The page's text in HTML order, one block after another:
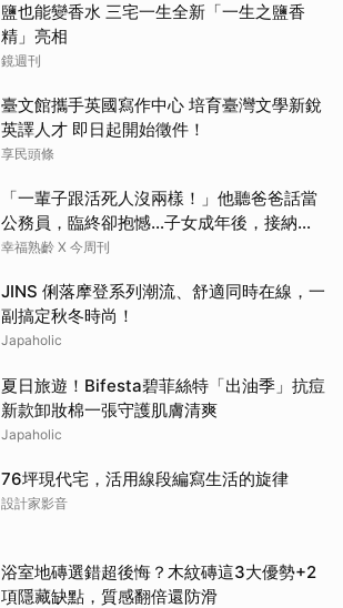
鹽也能變香水 三宅一生全新「一生之鹽香
精」亮相
鏡週刊
臺文館攜手英國寫作中心 培育臺灣文學新銳
英譯人才 即日起開始徵件！
享民頭條
「一輩子跟活死人沒兩樣！」他聽爸爸話當
公務員，臨終卻抱憾…子女成年後，接納與
欣賞就夠了
幸福熟齡 X 今周刊
JINS 俐落摩登系列潮流、舒適同時在線，一
副搞定秋冬時尚！
Japaholic
夏日旅遊！Bifesta碧菲絲特「出油季」抗痘
新款卸妝棉一張守護肌膚清爽
Japaholic
76坪現代宅，活用線段編寫生活的旋律
設計家影音
浴室地磚選錯超後悔？木紋磚這3大優勢+2
項隱藏缺點，質感翻倍還防滑